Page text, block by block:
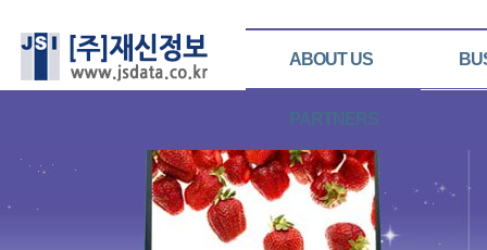
ABOUT US
PARTNERS